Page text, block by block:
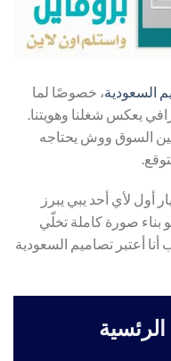
السعودية، خصوصًا لما
يعكس شغلنا وهويتنا.
السوق ووش يحتاجه
أول لأي أحد يبي يبرز
صورة كاملة تخلّي
أعتبر تصاميم السعودية